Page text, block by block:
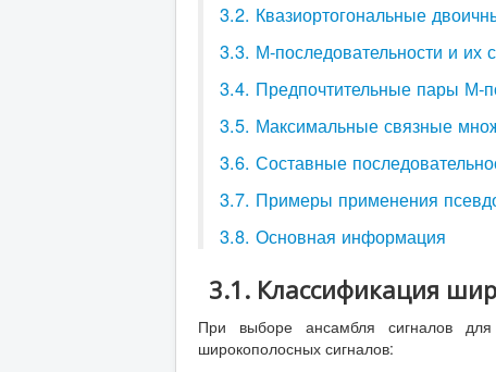
3.2. Квазиортогональные
3.3. М-последовательности и их
3.4. Предпочтительные пары М-
3.5. Максимальные связные
3.6. Составные
3.7. Примеры применения
3.8. Основная информация
3.1. Классификация
При выборе ансамбля сигналов
широкополосных сигналов: